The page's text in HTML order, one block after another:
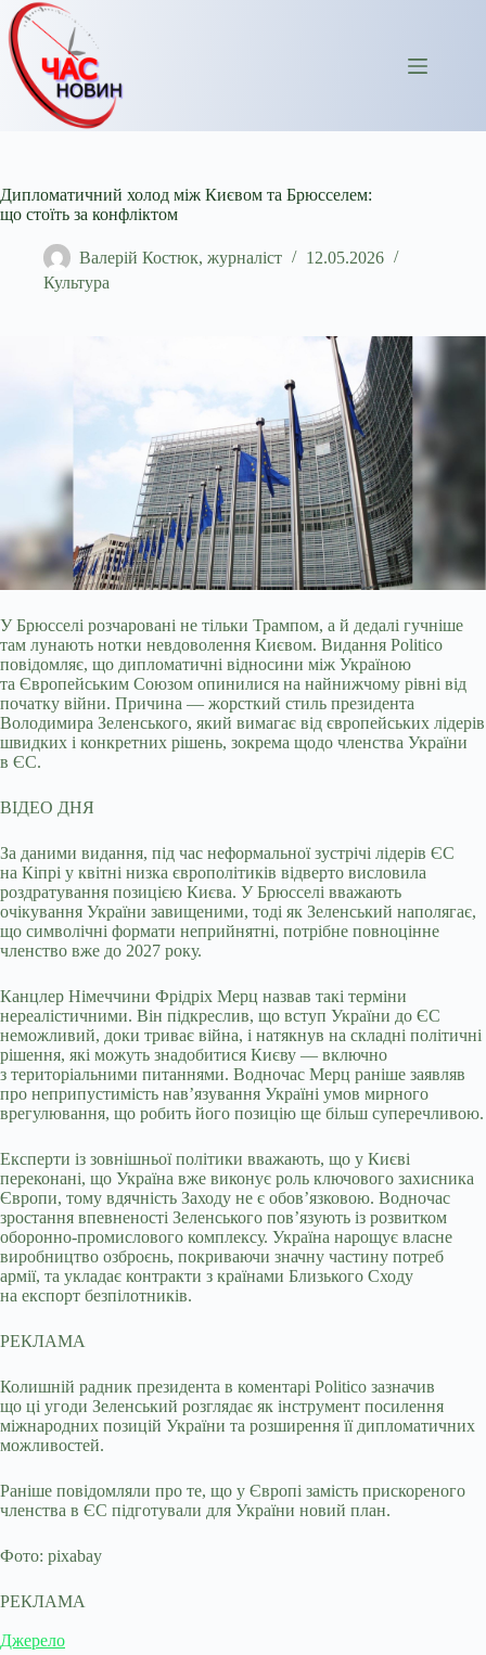
Перейти
до
вмісту
Дипломатичний холод між Києвом та Брюсселем:
що стоїть за конфліктом
Валерій Костюк, журналіст
12.05.2026
Культура
У Брюсселі розчаровані не тільки Трампом, а й дедалі гучніше
там лунають нотки невдоволення Києвом. Видання Politico
повідомляє, що дипломатичні відносини між Україною
та Європейським Союзом опинилися на найнижчому рівні від
початку війни. Причина — жорсткий стиль президента
Володимира Зеленського, який вимагає від європейських лідерів
швидких і конкретних рішень, зокрема щодо членства України
в ЄС.
ВІДЕО ДНЯ
За даними видання, під час неформальної зустрічі лідерів ЄС
на Кіпрі у квітні низка європолітиків відверто висловила
роздратування позицією Києва. У Брюсселі вважають
очікування України завищеними, тоді як Зеленський наполягає,
що символічні формати неприйнятні, потрібне повноцінне
членство вже до 2027 року.
Канцлер Німеччини Фрідріх Мерц назвав такі терміни
нереалістичними. Він підкреслив, що вступ України до ЄС
неможливий, доки триває війна, і натякнув на складні політичні
рішення, які можуть знадобитися Києву — включно
з територіальними питаннями. Водночас Мерц раніше заявляв
про неприпустимість нав’язування Україні умов мирного
врегулювання, що робить його позицію ще більш суперечливою.
Експерти із зовнішньої політики вважають, що у Києві
переконані, що Україна вже виконує роль ключового захисника
Європи, тому вдячність Заходу не є обов’язковою. Водночас
зростання впевненості Зеленського пов’язують із розвитком
оборонно-промислового комплексу. Україна нарощує власне
виробництво озброєнь, покриваючи значну частину потреб
армії, та укладає контракти з країнами Близького Сходу
на експорт безпілотників.
РЕКЛАМА
Колишній радник президента в коментарі Politico зазначив
що ці угоди Зеленський розглядає як інструмент посилення
міжнародних позицій України та розширення її дипломатичних
можливостей.
Раніше повідомляли про те, що у Європі замість прискореного
членства в ЄС підготували для України новий план.
Фото: pixabay
РЕКЛАМА
Джерело